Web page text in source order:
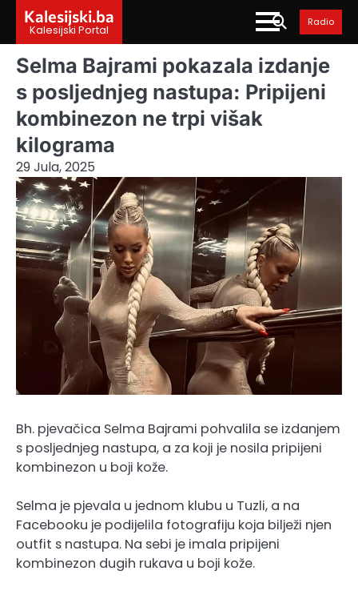
content
Kalesijski.ba
Kalesijski Portal
Radio
Selma Bajrami pokazala izdanje
s posljednjeg nastupa: Pripijeni
kombinezon ne trpi višak
kilograma
29 Jula, 2025
Bh. pjevačica Selma Bajrami pohvalila se izdanjem
s posljednjeg nastupa, a za koji je nosila pripijeni
kombinezon u boji kože.
Selma je pjevala u jednom klubu u Tuzli, a na
Facebooku je podijelila fotografiju koja bilježi njen
outfit s nastupa. Na sebi je imala pripijeni
kombinezon dugih rukava u boji kože.